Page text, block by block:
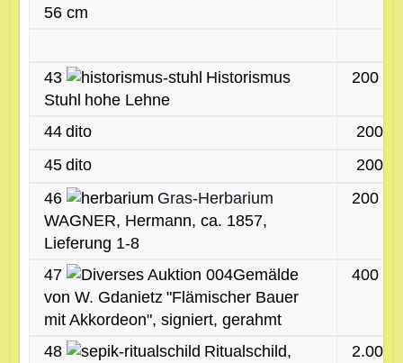
56 cm
43
Historismus
Stuhl hohe Lehne
200 €
44 dito
200 €
45 dito
200 €
46
Gras-Herbarium
WAGNER, Hermann, ca. 1857,
Lieferung 1-8
200 €
47
Gemälde
von W. Gdanietz "Flämischer Bauer
mit Akkordeon", signiert, gerahmt
400 €
48
Ritualschild,
2.000